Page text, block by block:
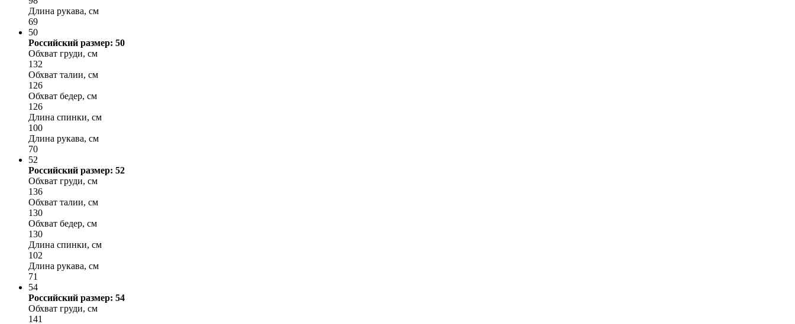
Длина рукава, см
69
50
Российский размер: 50
Обхват груди, см
132
Обхват талии, см
126
Обхват бедер, см
126
Длина спинки, см
100
Длина рукава, см
70
52
Российский размер: 52
Обхват груди, см
136
Обхват талии, см
130
Обхват бедер, см
130
Длина спинки, см
102
Длина рукава, см
71
54
Российский размер: 54
Обхват груди, см
141